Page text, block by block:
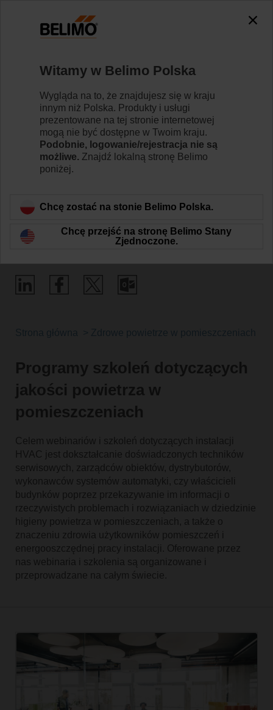
Szkolenia i webinaria
dotyczące jakości
powietrza w
pomieszczeniach
Programy szkoleń dotyczących
jakości powietrza w
pomieszczeniach
Celem webinariów i szkoleń dotyczących instalacji
HVAC jest dokształcanie doświadczonych techników
serwisowych, zarządców obiektów, dystrybutorów,
wykonawców systemów automatyki, czy właścicieli
budynków poprzez przekazywanie im informacji o
rzeczywistych problemach i rozwiązaniach w dziedzinie
higieny powietrza w pomieszczeniach, a także o
znaczeniu zdrowia użytkowników pomieszczeń i
energooszczędnej pracy instalacji. Oferowane przez
nas webinaria i szkolenia są organizowane i
przeprowadzane na całym świecie.
Witamy w Belimo Polska
Wygląda na to, że znajdujesz się w kraju
innym niż Polska. Produkty i usługi
prezentowane na tej stronie internetowej
mogą nie być dostępne w Twoim kraju.
Podobnie, logowanie/rejestracja nie są
możliwe. Znajdź lokalną stronę Belimo
poniżej.
Chcę zostać na stonie Belimo Polska.
Chcę przejść na stronę Belimo Stany
Zjednoczone.